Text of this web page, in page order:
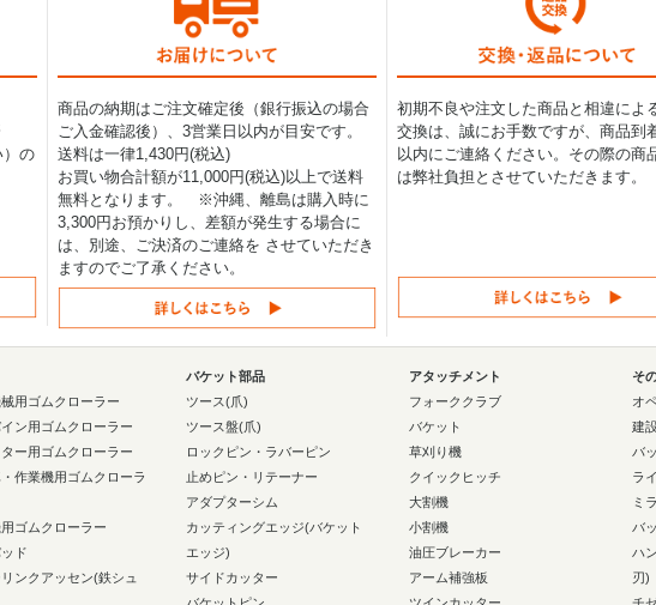
）の
商品の納期はご注文確定後（銀行振込の場合
ご入金確認後）、3営業日以内が目安です。
送料は一律1,430円(税込)
お買い物合計額が11,000円(税込)以上で送料
無料となります。 ※沖縄、離島は購入時に
3,300円お預かりし、差額が発生する場合に
は、別途、ご決済のご連絡を させていただき
ますのでご了承ください。
初期不良や注文した商品と相違によ
交換は、誠にお手数ですが、商品到
以内にご連絡ください。その際の商
は弊社負担とさせていただきます。
用ゴムクローラー
イン用ゴムクローラー
ター用ゴムクローラー
作業機用ゴムクローラ
ゴムクローラー
ド
ンクアッセン(鉄シュ
バケット部品
ツース(爪)
ツース盤(爪)
ロックピン・ラバーピン
止めピン・リテーナー
アダプターシム
カッティングエッジ(バケット
エッジ)
サイドカッター
アタッチメント
フォーククラブ
バケット
草刈り機
クイックヒッチ
大割機
小割機
油圧ブレーカー
アーム補強板
そ
オ
建
バ
ラ
ミ
バ
ハ
刃)